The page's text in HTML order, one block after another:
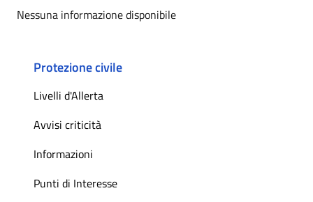
Nessuna informazione disponibile
Protezione civile
Livelli d'Allerta
Avvisi criticità
Informazioni
Punti di Interesse